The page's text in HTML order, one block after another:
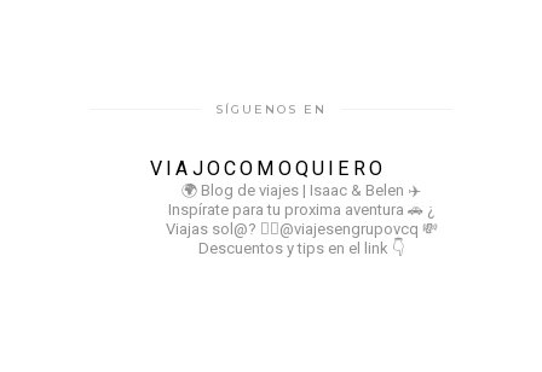
SÍGUENOS EN
VIAJOCOMOQUIERO
🌍 Blog de viajes | Isaac & Belen ✈️
Inspírate para tu proxima aventura 🚗 ¿
Viajas sol@? 👉🏻@viajesengrupovcq 💸
Descuentos y tips en el link 👇